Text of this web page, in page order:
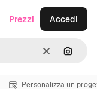
CancellaCerca
Prezzi Accedi
Personalizza un